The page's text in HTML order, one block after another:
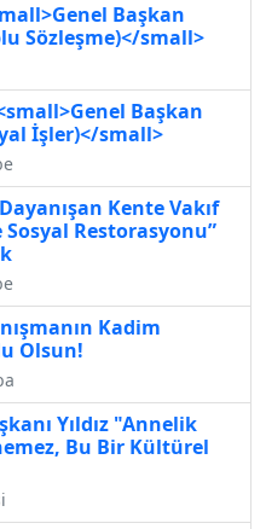
Başkan
Sözleşme)</small>
Başkan
İşler)</small>
Kente Vakıf
Restorasyonu”
Kadim
Olsun!
Yıldız "Annelik
Bu Bir Kültürel